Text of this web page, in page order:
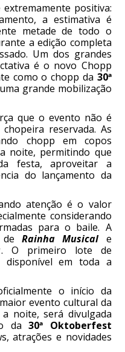
positiva:
a estimativa é
metade de todo o
a edição completa
Um dos grandes
é o novo Chopp
como o chopp da 30ª
grande mobilização
que o evento não é
reservada. As
chopp em copos
noite, permitindo que
festa, aproveitar a
do lançamento da
atenção é o valor
considerando
para o baile. A
deRainha Musicale
. O primeiro lote de
disponível em toda a
o início da
evento cultural da
noite, será divulgada
da 30ª Oktoberfest
atrações e novidades